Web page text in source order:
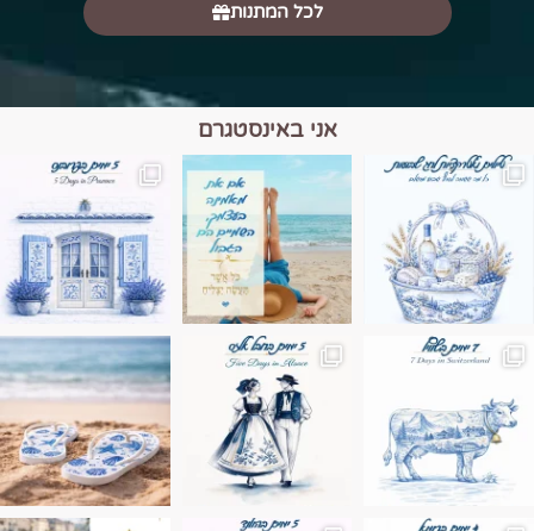
לכל המתנות
אני באינסטגרם
הם הגבול 💙🩵
בחבל אלזס צרפת
בחופשה שבו הכל נהיה פשוט יותר. החול, הי
Instagram post
Instagram post 17994326828955248